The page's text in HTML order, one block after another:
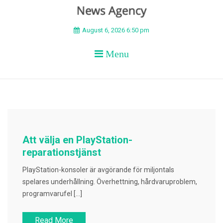
BEYOND APEX
August 6, 2026 6:50 pm
Menu
Att välja en PlayStation-
reparationstjänst
PlayStation-konsoler är avgörande för miljontals
spelares underhållning. Överhettning, hårdvaruproblem,
programvarufel […]
Read More